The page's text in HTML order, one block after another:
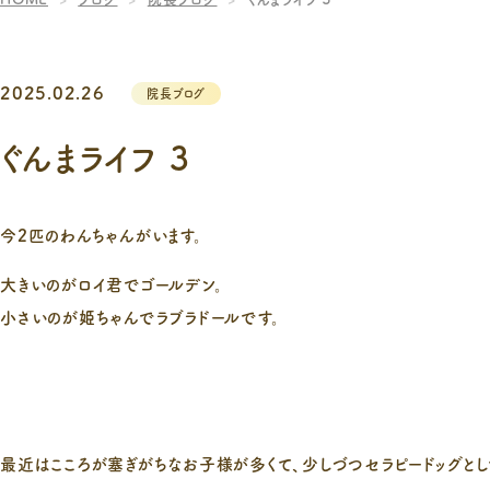
2025.02.26 院長ブログ
ぐんまライフ ３
今2匹のわんちゃんがいます。
大きいのがロイ君でゴールデン。
小さいのが姫ちゃんでラブラドールです。
最近はこころが塞ぎがちなお子様が多くて、少しづつセラピードッグと